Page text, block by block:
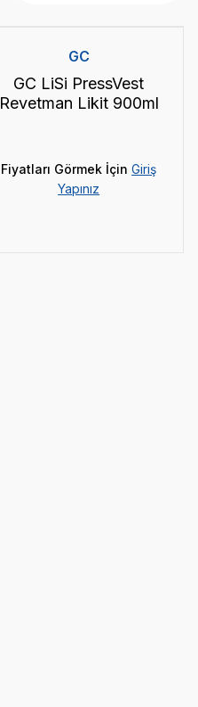
GC
GC LiSi PressVest
Revetman Likit 900ml
Fiyatları Görmek İçin Giriş
Yapınız